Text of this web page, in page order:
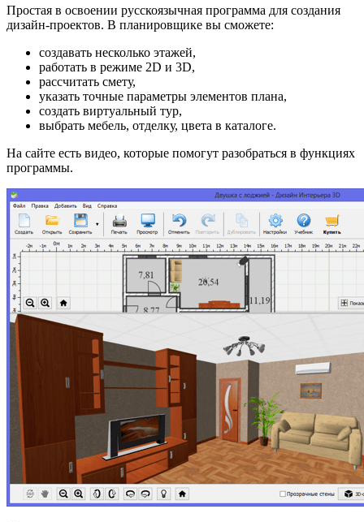
Простая в освоении русскоязычная программа для создания
дизайн-проектов. В планировщике вы сможете:
создавать несколько этажей,
работать в режиме 2D и 3D,
рассчитать смету,
указать точные параметры элементов плана,
создать виртуальный тур,
выбрать мебель, отделку, цвета в каталоге.
На сайте есть видео, которые помогут разобраться в функциях
программы.